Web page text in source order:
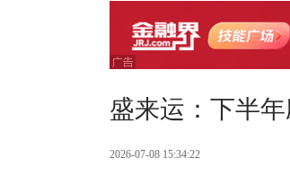
盛来运：下半
2026-07-08 15:34:22